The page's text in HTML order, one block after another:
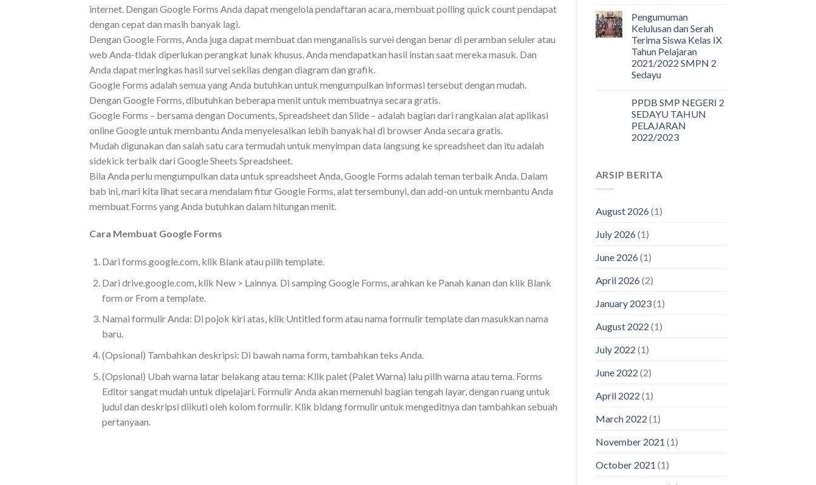
internet. Dengan Google Forms Anda dapat mengelola pendaftaran acara, membuat polling quick count pendapat
dengan cepat dan masih banyak lagi.
Dengan Google Forms, Anda juga dapat membuat dan menganalisis survei dengan benar di peramban seluler atau
web Anda-tidak diperlukan perangkat lunak khusus. Anda mendapatkan hasil instan saat mereka masuk. Dan
Anda dapat meringkas hasil survei sekilas dengan diagram dan grafik.
Google Forms adalah semua yang Anda butuhkan untuk mengumpulkan informasi tersebut dengan mudah.
Dengan Google Forms, dibutuhkan beberapa menit untuk membuatnya secara gratis.
Google Forms – bersama dengan Documents, Spreadsheet dan Slide – adalah bagian dari rangkaian alat aplikasi
online Google untuk membantu Anda menyelesaikan lebih banyak hal di browser Anda secara gratis.
Mudah digunakan dan salah satu cara termudah untuk menyimpan data langsung ke spreadsheet dan itu adalah
sidekick terbaik dari Google Sheets Spreadsheet.
Bila Anda perlu mengumpulkan data untuk spreadsheet Anda, Google Forms adalah teman terbaik Anda. Dalam
bab ini, mari kita lihat secara mendalam fitur Google Forms, alat tersembunyi, dan add-on untuk membantu Anda
membuat Forms yang Anda butuhkan dalam hitungan menit.
Cara Membuat Google Forms
Dari forms.google.com, klik Blank atau pilih template.
Dari drive.google.com, klik New > Lainnya. Di samping Google Forms, arahkan ke Panah kanan dan klik Blank
form or From a template.
Namai formulir Anda: Di pojok kiri atas, klik Untitled form atau nama formulir template dan masukkan nama
baru.
(Opsional) Tambahkan deskripsi: Di bawah nama form, tambahkan teks Anda.
(Opsional) Ubah warna latar belakang atau tema: Klik palet (Palet Warna) lalu pilih warna atau tema. Forms
Editor sangat mudah untuk dipelajari. Formulir Anda akan memenuhi bagian tengah layar, dengan ruang untuk
judul dan deskripsi diikuti oleh kolom formulir. Klik bidang formulir untuk mengeditnya dan tambahkan sebuah
pertanyaan.
Pengumuman
Kelulusan dan Serah
Terima Siswa Kelas IX
Tahun Pelajaran
2021/2022 SMPN 2
Sedayu
PPDB SMP NEGERI 2
SEDAYU TAHUN
PELAJARAN
2022/2023
ARSIP BERITA
August 2026(1)
July 2026(1)
June 2026(1)
April 2026(2)
January 2023(1)
August 2022 (1)
July 2022 (1)
June 2022 (2)
April 2022 (1)
March 2022 (1)
November 2021 (1)
October 2021 (1)